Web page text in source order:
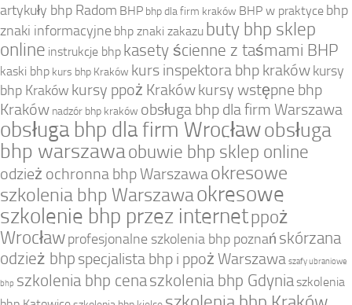
artykuły bhp Radom BHP bhp dla firm kraków BHP w praktyce bhp
znaki informacyjne bhp znaki zakazu buty bhp sklep
online instrukcje bhp kasety ścienne z taśmami BHP
kaski bhp kurs bhp Kraków kurs inspektora bhp krakówkursy
bhp Kraków kursy ppoż Krakówkursy wstępne bhp
Kraków nadzór bhp kraków obsługa bhp dla firm Warszawa
obsługa bhp dla firm Wrocławobsługa
bhp warszawaobuwie bhp sklep online
odzież ochronna bhp Warszawa okresowe
szkolenia bhp Warszawaokresowe
szkolenie bhp przez internetppoż
Wrocławprofesjonalne szkolenia bhp poznań skórzana
odzież bhp specjalista bhp i ppoż Warszawa szafy ubraniowe
bhp szkolenia bhp cena szkolenia bhp Gdynia szkolenia